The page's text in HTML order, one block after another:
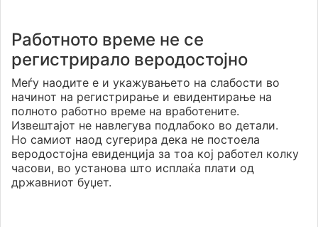
Работното време не се
регистрирало веродостојно
Меѓу наодите е и укажувањето на слабости во
начинот на регистрирање и евидентирање на
полното работно време на вработените.
Извештајот не навлегува подлабоко во детали.
Но самиот наод сугерира дека не постоела
веродостојна евиденција за тоа кој работел колку
часови, во установа што исплаќа плати од
државниот буџет.